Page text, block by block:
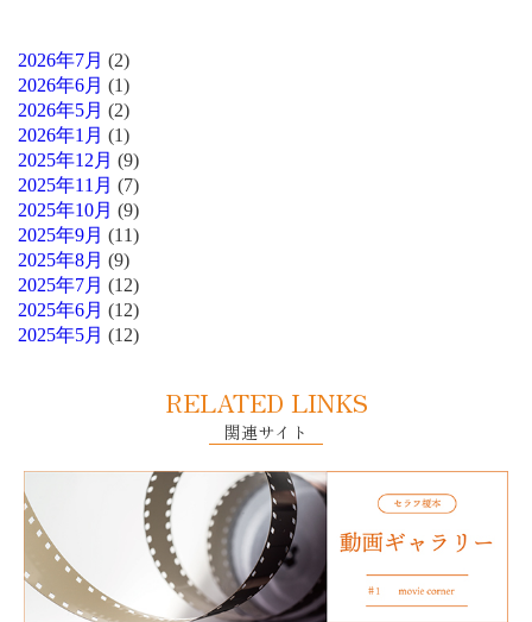
2026年7月 (2)
2026年6月 (1)
2026年5月 (2)
2026年1月 (1)
2025年12月 (9)
2025年11月 (7)
2025年10月 (9)
2025年9月 (11)
2025年8月 (9)
2025年7月 (12)
2025年6月 (12)
2025年5月 (12)
RELATED LINKS
関連サイト